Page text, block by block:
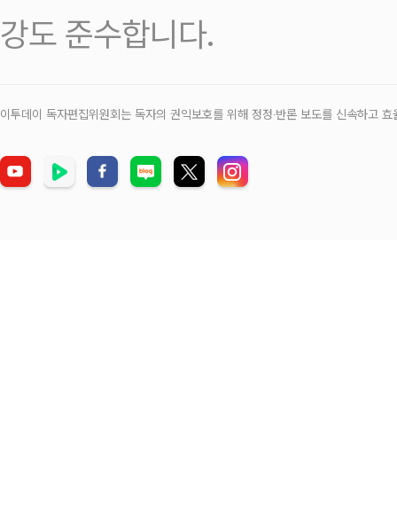
강도 준수합니다.
이투데이 독자편집위원회는 독자의 권익보호를 위해 정정‧반론 보도를 신속하고